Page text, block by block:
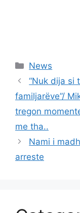
Categories
News
“Nuk dija si
familjarëve”/
tregon
me tha..
Nami i
arreste